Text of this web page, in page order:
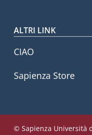
ALTRI LINK
CIAO
Sapienza Store
© Sapienza Università